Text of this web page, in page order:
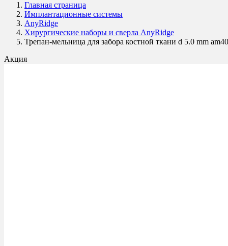
Главная страница
Имплантационные системы
AnyRidge
Хирургические наборы и сверла AnyRidge
Трепан-мельница для забора костной ткани d 5.0 mm
Акция